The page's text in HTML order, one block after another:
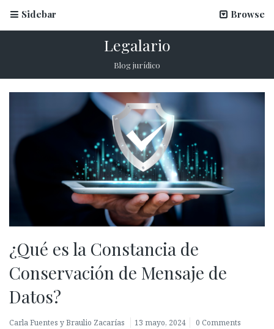
Sidebar Browse
Legalario
Blog jurídico
¿Qué es la Constancia de
Conservación de Mensaje de
Datos?
Carla Fuentes y Braulio Zacarías 13 mayo, 2024 0 Comments